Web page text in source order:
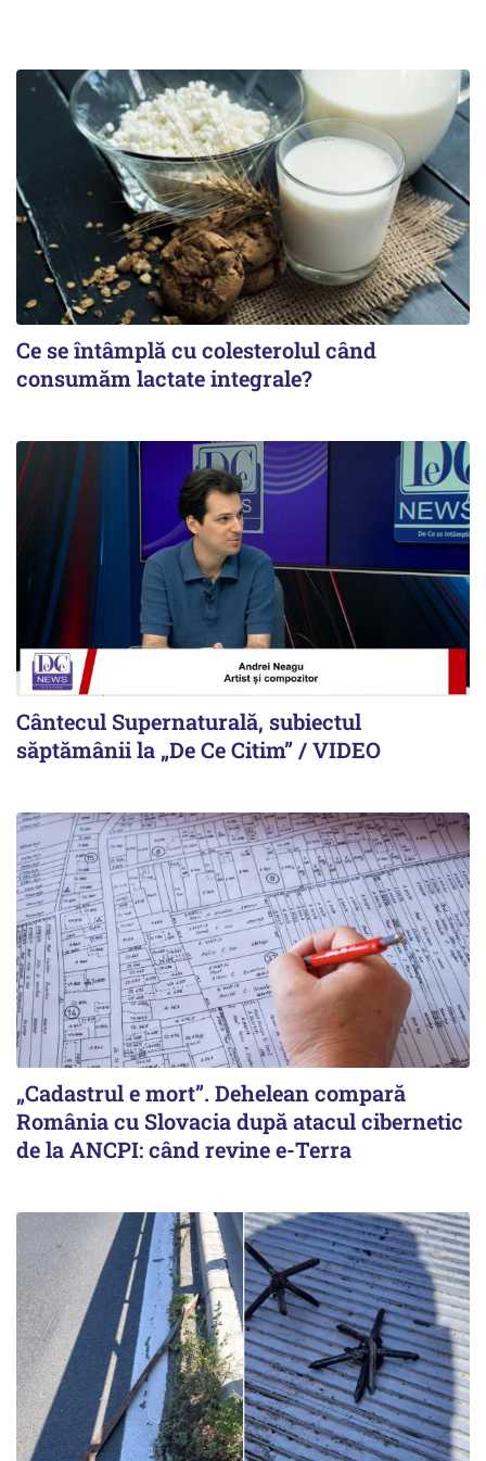
Ce se întâmplă cu colesterolul când
consumăm lactate integrale?
Cântecul Supernaturală, subiectul
săptămânii la „De Ce Citim” / VIDEO
„Cadastrul e mort”. Dehelean compară
România cu Slovacia după atacul cibernetic
de la ANCPI: când revine e-Terra